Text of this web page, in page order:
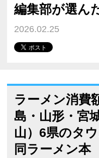
編集部が選ん
2026.02.25
ラーメン消費
島・山形・宮
山）6県のタ
同ラーメン本